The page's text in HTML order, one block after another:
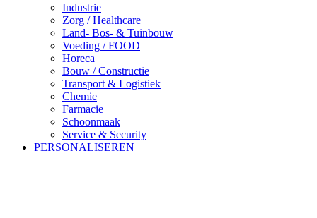
Industrie
Zorg / Healthcare
Land- Bos- & Tuinbouw
Voeding / FOOD
Horeca
Bouw / Constructie
Transport & Logistiek
Chemie
Farmacie
Schoonmaak
Service & Security
PERSONALISEREN